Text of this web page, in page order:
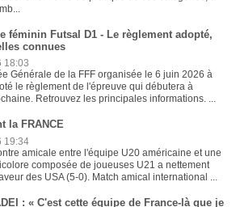
féminin Futsal D1 - Le règlement adopté,
connues
18:03
Générale de la FFF organisée le 6 juin 2026 à
le règlement de l'épreuve qui débutera à
Retrouvez les principales informations. ...
la FRANCE
19:34
amicale entre l'équipe U20 américaine et une
composée de joueuses U21 a nettement
des USA (5-0). Match amical international ...
: « C'est cette équipe de France-là que je